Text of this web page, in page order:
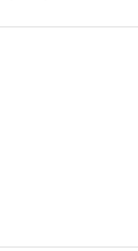
się idealnym
utrzymaniem wielu